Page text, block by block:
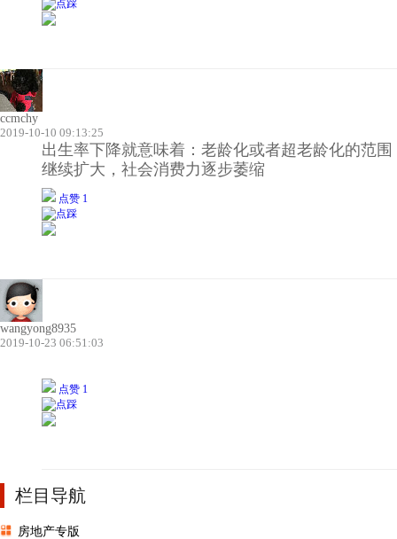
ccmchy
2019-10-10 09:13:25
出生率下降就意味着：老龄化或者超老龄化的范围
继续扩大，社会消费力逐步萎缩
点赞 1
wangyong8935
2019-10-23 06:51:03
点赞 1
栏目导航
房地产专版